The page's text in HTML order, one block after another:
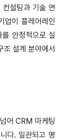
설팅과 기술 연
업이 플레어레인
안정적으로 실
설계 분야에서
어 CRM 마케팅
다. 일관되고 명